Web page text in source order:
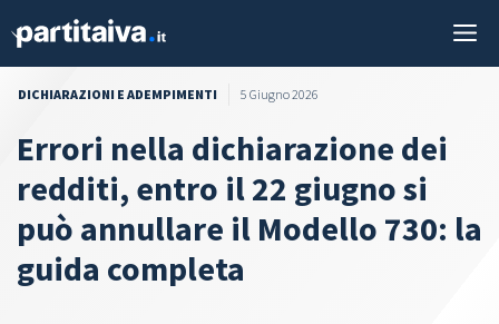
DICHIARAZIONI E ADEMPIMENTI 5 Giugno 2026
Errori nella dichiarazione dei
redditi, entro il 22 giugno si
può annullare il Modello 730: la
guida completa